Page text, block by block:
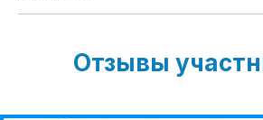
Отзывы